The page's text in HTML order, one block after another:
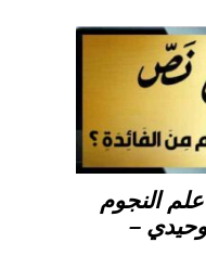
النجوم
–